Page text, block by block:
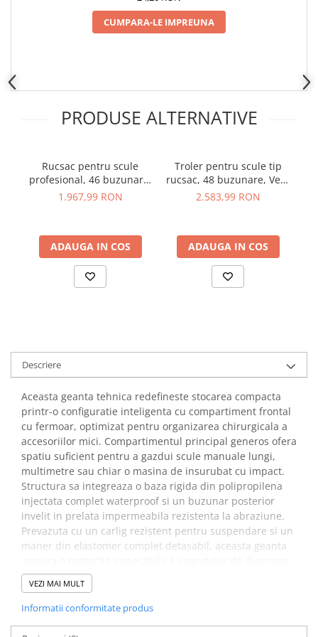
Placi de Expansiune
Module Electronice
Componente Electronice
Baterii
Distributie Comutatie si Protectie
Sigurante Automate
Sigurante Fuzibile
Sigurante Diferentiale RCBO
Protectii diferentiale RCCB
Contactoare
Blocuri de Distributie
Tablouri Electrice
Accesorii Tablouri Electrice
Stabilizatoare de Tensiune
Convertoare de Tensiune
Banda Izolatoare
Panouri Fotovoltaice
Smart Home
Intrerupatoare Smart
Module Smart Home
Camere Supraveghere
Iluminat
CUMPARA-LE IMPREUNA
PRODUSE ALTERNATIVE
Rucsac pentru scule
profesional, 46 buzunare,
Veto Pro Pac Tech Pac
1.967,99 RON
ADAUGA IN COS
Troler pentru scule tip
rucsac, 48 buzunare, Veto
Pro Pac Tech Pac Wheeler
2.583,99 RON
ADAUGA IN COS
Descriere
Aceasta geanta tehnica redefineste stocarea compacta
printr-o configuratie inteligenta cu compartiment frontal
cu fermoar, optimizat pentru organizarea chirurgicala a
accesoriilor mici. Compartimentul principal generos ofera
spatiu suficient pentru a gazdui scule manuale lungi,
multimetre sau chiar o masina de insurubat cu impact.
Structura sa integreaza o baza rigida din polipropilena
injectata complet waterproof si un buzunar posterior
invelit in prelata impermeabila rezistenta la abraziune.
Prevazuta cu un carlig rezistent pentru suspendare si un
maner din elastomer complet detasabil, aceasta geanta
in cele mai dure medii industriale.
Beneficii geanta tehnicieni si
VEZI MAI MULT
Informatii conformitate produs